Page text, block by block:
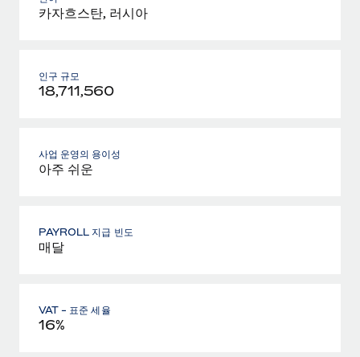
카자흐스탄, 러시아
인구 규모
18,711,560
사업 운영의 용이성
아주 쉬운
PAYROLL 지급 빈도
매달
VAT - 표준 세율
16%